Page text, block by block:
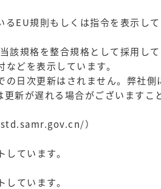
EU規則もしくは指令を表示して
該規格を整合規格として採用し
どを表示しています。
日次更新はされません。弊社
新が遅れる場合がございますこ
）
ています。
ています。